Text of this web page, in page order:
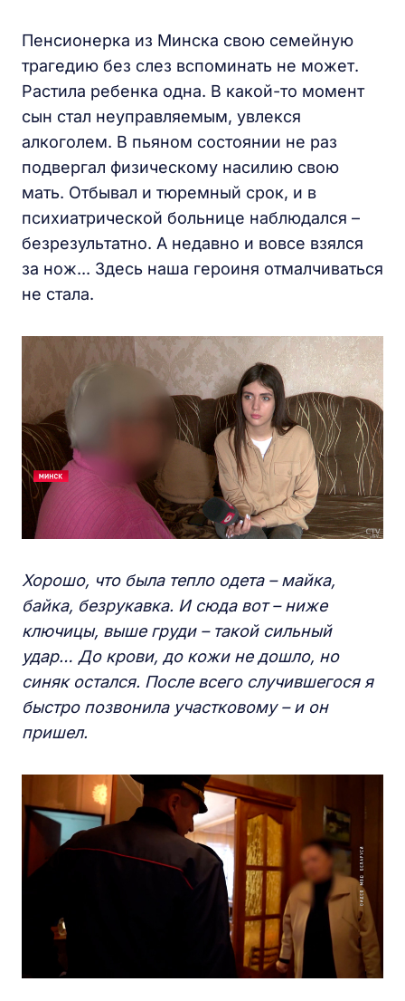
Пенсионерка из Минска свою семейную
трагедию без слез вспоминать не может.
Растила ребенка одна. В какой-то момент
сын стал неуправляемым, увлекся
алкоголем. В пьяном состоянии не раз
подвергал физическому насилию свою
мать. Отбывал и тюремный срок, и в
психиатрической больнице наблюдался –
безрезультатно. А недавно и вовсе взялся
за нож... Здесь наша героиня отмалчиваться
не стала.
Хорошо, что была тепло одета – майка,
байка, безрукавка. И сюда вот – ниже
ключицы, выше груди – такой сильный
удар… До крови, до кожи не дошло, но
синяк остался. После всего случившегося я
быстро позвонила участковому – и он
пришел.